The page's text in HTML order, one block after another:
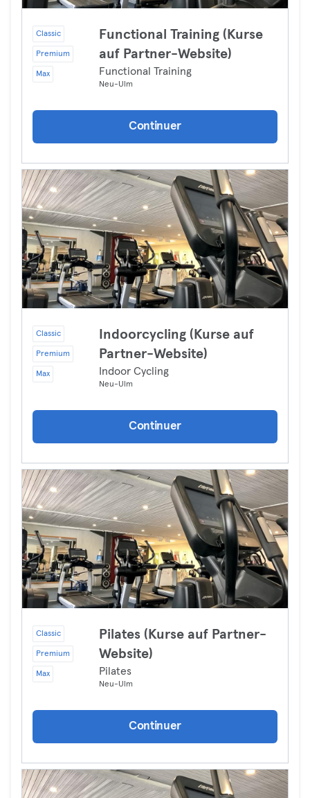
Classic
Premium
Max
Functional Training (Kurse
auf Partner-Website)
Functional Training
Neu-Ulm
Continuer
Classic
Premium
Max
Indoorcycling (Kurse auf
Partner-Website)
Indoor Cycling
Neu-Ulm
Continuer
Classic
Premium
Max
Pilates (Kurse auf Partner-
Website)
Pilates
Neu-Ulm
Continuer